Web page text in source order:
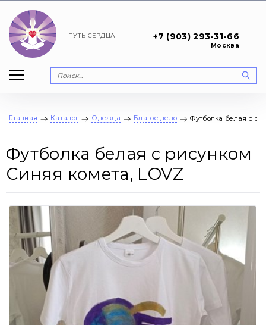
ПУТЬ СЕРДЦА +7 (903) 293-31-66
Москва
Главная Каталог Одежда Благое дело Футболка белая с
Футболка белая с рисунком
Синяя комета, LOVZ